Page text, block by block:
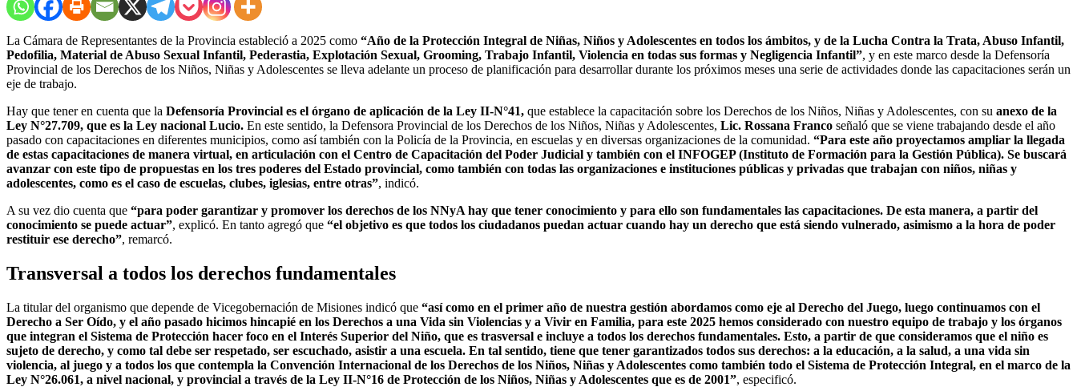
La Cámara de Representantes de la Provincia estableció a 2025 como “Año de la Protección Integral de Niñas, Niños y Adolescentes en todos los ámbitos, y de la Lucha Contra la Trata, Abuso Infantil,
Pedofilia, Material de Abuso Sexual Infantil, Pederastia, Explotación Sexual, Grooming, Trabajo Infantil, Violencia en todas sus formas y Negligencia Infantil”, y en este marco desde la Defensoría
Provincial de los Derechos de los Niños, Niñas y Adolescentes se lleva adelante un proceso de planificación para desarrollar durante los próximos meses una serie de actividades donde las capacitaciones serán un
eje de trabajo.
Hay que tener en cuenta que la Defensoría Provincial es el órgano de aplicación de la Ley II-N°41, que establece la capacitación sobre los Derechos de los Niños, Niñas y Adolescentes, con su anexo de la
Ley N°27.709, que es la Ley nacional Lucio. En este sentido, la Defensora Provincial de los Derechos de los Niños, Niñas y Adolescentes, Lic. Rossana Franco señaló que se viene trabajando desde el año
pasado con capacitaciones en diferentes municipios, como así también con la Policía de la Provincia, en escuelas y en diversas organizaciones de la comunidad. “Para este año proyectamos ampliar la llegada
de estas capacitaciones de manera virtual, en articulación con el Centro de Capacitación del Poder Judicial y también con el INFOGEP (Instituto de Formación para la Gestión Pública). Se buscará
avanzar con este tipo de propuestas en los tres poderes del Estado provincial, como también con todas las organizaciones e instituciones públicas y privadas que trabajan con niños, niñas y
adolescentes, como es el caso de escuelas, clubes, iglesias, entre otras”, indicó.
A su vez dio cuenta que “para poder garantizar y promover los derechos de los NNyA hay que tener conocimiento y para ello son fundamentales las capacitaciones. De esta manera, a partir del
conocimiento se puede actuar”, explicó. En tanto agregó que “el objetivo es que todos los ciudadanos puedan actuar cuando hay un derecho que está siendo vulnerado, asimismo a la hora de poder
restituir ese derecho”, remarcó.
Transversal a todos los derechos fundamentales
La titular del organismo que depende de Vicegobernación de Misiones indicó que “así como en el primer año de nuestra gestión abordamos como eje al Derecho del Juego, luego continuamos con el
Derecho a Ser Oído, y el año pasado hicimos hincapié en los Derechos a una Vida sin Violencias y a Vivir en Familia, para este 2025 hemos considerado con nuestro equipo de trabajo y los órganos
que integran el Sistema de Protección hacer foco en el Interés Superior del Niño, que es trasversal e incluye a todos los derechos fundamentales. Esto, a partir de que consideramos que el niño es
sujeto de derecho, y como tal debe ser respetado, ser escuchado, asistir a una escuela. En tal sentido, tiene que tener garantizados todos sus derechos: a la educación, a la salud, a una vida sin
violencia, al juego y a todos los que contempla la Convención Internacional de los Derechos de los Niños, Niñas y Adolescentes como también todo el Sistema de Protección Integral, en el marco de la
Ley N°26.061, a nivel nacional, y provincial a través de la Ley II-N°16 de Protección de los Niños, Niñas y Adolescentes que es de 2001”, especificó.